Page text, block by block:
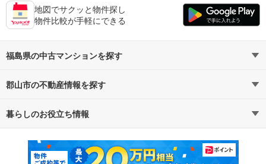
地図でサクッと物件探し
物件比較が手軽にできる
福島県の中古マンションを探す
路線・駅から探す
通勤・通学時間から探す
郡山市の不動産情報を探す
不動産・住宅
新築マンション 中古マンション
暮らしのお役立ち情報
マンションカタログ 教えて！住まいの先生